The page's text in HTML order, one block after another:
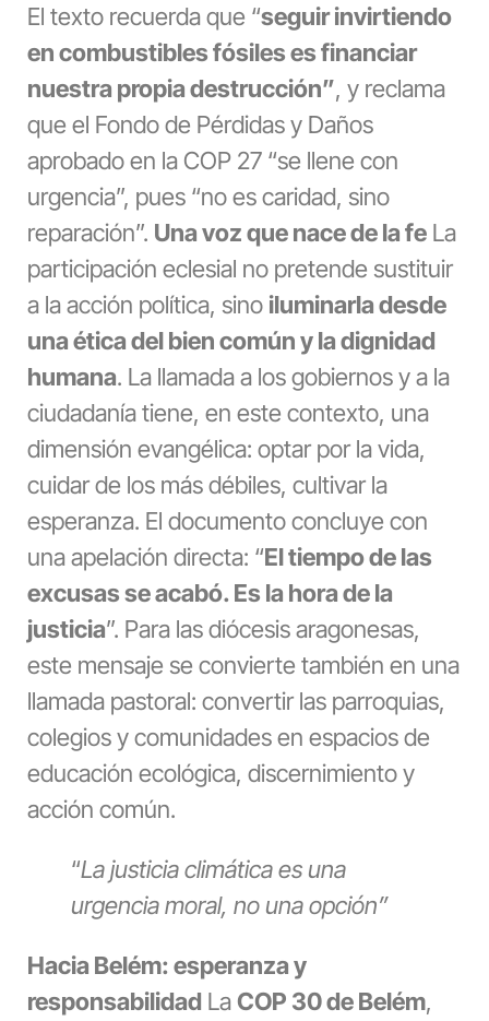
El texto recuerda que “seguir invirtiendo
en combustibles fósiles es financiar
nuestra propia destrucción”, y reclama
que el Fondo de Pérdidas y Daños
aprobado en la COP 27 “se llene con
urgencia”, pues “no es caridad, sino
reparación”. Una voz que nace de la fe La
participación eclesial no pretende sustituir
a la acción política, sino iluminarla desde
una ética del bien común y la dignidad
humana. La llamada a los gobiernos y a la
ciudadanía tiene, en este contexto, una
dimensión evangélica: optar por la vida,
cuidar de los más débiles, cultivar la
esperanza. El documento concluye con
una apelación directa: “El tiempo de las
excusas se acabó. Es la hora de la
justicia”. Para las diócesis aragonesas,
este mensaje se convierte también en una
llamada pastoral: convertir las parroquias,
colegios y comunidades en espacios de
educación ecológica, discernimiento y
acción común.
“La justicia climática es una
urgencia moral, no una opción”
Hacia Belém: esperanza y
responsabilidad LaCOP 30 de Belém,